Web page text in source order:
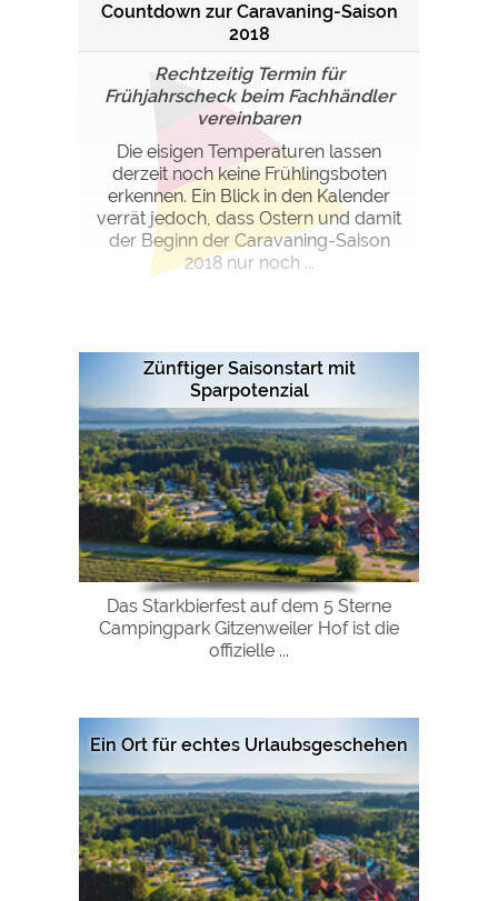
Countdown zur Caravaning-Saison
2018
Rechtzeitig Termin für
Frühjahrscheck beim Fachhändler
vereinbaren
Die eisigen Temperaturen lassen
derzeit noch keine Frühlingsboten
erkennen. Ein Blick in den Kalender
verrät jedoch, dass Ostern und damit
der Beginn der Caravaning-Saison
2018 nur noch ...
Zünftiger Saisonstart mit
Sparpotenzial
Das Starkbierfest auf dem 5 Sterne
Campingpark Gitzenweiler Hof ist die
offizielle ...
Ein Ort für echtes Urlaubsgeschehen